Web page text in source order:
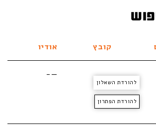
קובץ אודיו
להורדת השאלון
להורדת הפתרון
—-